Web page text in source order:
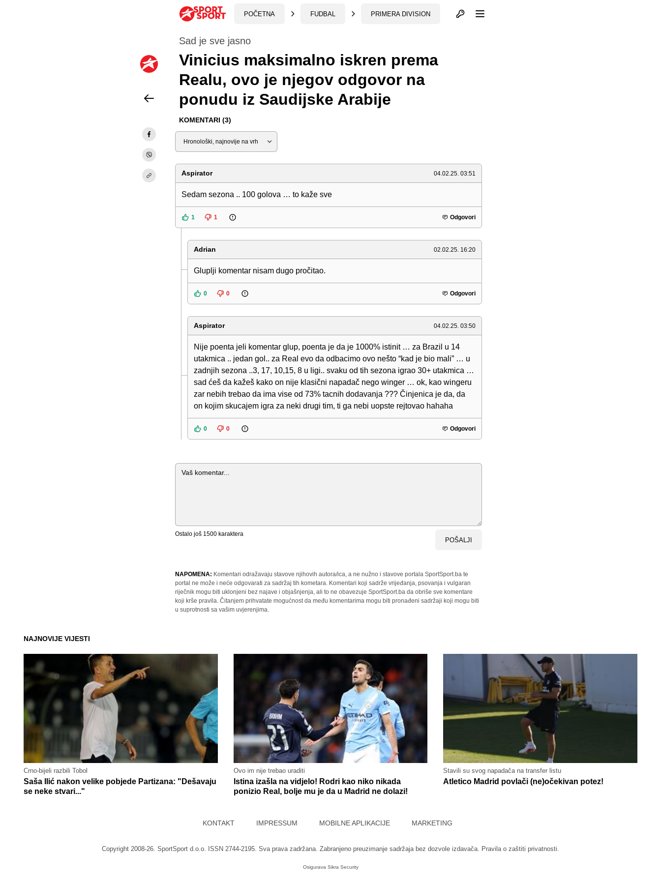
POČETNA FUDBAL PRIMERA DIVISION Otvori profil
Sad je sve jasno
Vinicius maksimalno iskren prema
Realu, ovo je njegov odgovor na
ponudu iz Saudijske Arabije
KOMENTARI (3)
Sortiraj
Aspirator 04.02.25. 03:51
Sedam sezona .. 100 golova … to kaže sve
1 1 Odgovori
Adrian 02.02.25. 16:20
Gluplji komentar nisam dugo pročitao.
0 0 Odgovori
Aspirator 04.02.25. 03:50
Nije poenta jeli komentar glup, poenta je da je 1000% istinit … za Brazil u 14
utakmica .. jedan gol.. za Real evo da odbacimo ovo nešto “kad je bio mali” … u
zadnjih sezona ..3, 17, 10,15, 8 u ligi.. svaku od tih sezona igrao 30+ utakmica …
sad ćeš da kažeš kako on nije klasični napadač nego winger … ok, kao wingeru
zar nebih trebao da ima vise od 73% tacnih dodavanja ??? Činjenica je da, da
on kojim skucajem igra za neki drugi tim, ti ga nebi uopste rejtovao hahaha
0 0 Odgovori
Komentar
Ostalo još 1500 karaktera
POŠALJI
NAPOMENA: Komentari odražavaju stavove njihovih autora/ica, a ne nužno i stavove portala SportSport.ba te
portal ne može i neće odgovarati za sadržaj tih kometara. Komentari koji sadrže vrijeđanja, psovanja i vulgaran
riječnik mogu biti uklonjeni bez najave i objašnjenja, ali to ne obavezuje SportSport.ba da obriše sve komentare
koji krše pravila. Čitanjem prihvatate mogućnost da među komentarima mogu biti pronađeni sadržaji koji mogu biti
u suprotnosti sa vašim uvjerenjima.
NAJNOVIJE VIJESTI
Crno-bijeli razbili Tobol
Saša Ilić nakon velike pobjede Partizana: "Dešavaju
se neke stvari..."
Ovo im nije trebao uraditi
Istina izašla na vidjelo! Rodri kao niko nikada
ponizio Real, bolje mu je da u Madrid ne dolazi!
Stavili su svog napadača na transfer listu
Atletico Madrid povlači (ne)očekivan potez!
KONTAKT IMPRESSUM MOBILNE APLIKACIJE MARKETING
Copyright 2008-26. SportSport d.o.o. ISSN 2744-2195. Sva prava zadržana. Zabranjeno preuzimanje sadržaja bez dozvole izdavača. Pravila o zaštiti privatnosti.
Osigurava Sikra Security